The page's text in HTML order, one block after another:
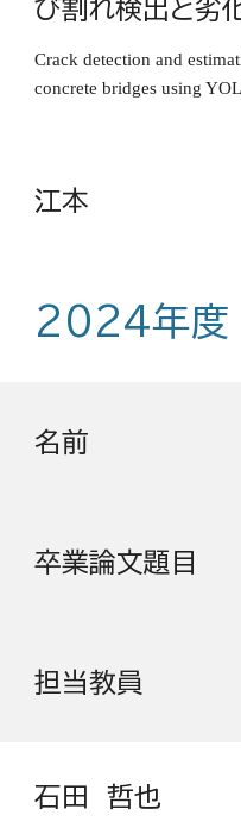
び割れ検出と劣
Crack detection and
concrete bridges using
江本
2024年度
名前
卒業論文題目
担当教員
石田 哲也